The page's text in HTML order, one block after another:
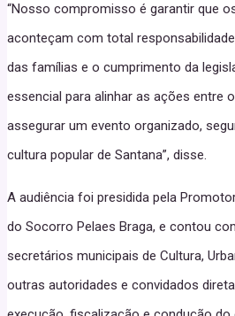
“Nosso compromisso é garantir que
aconteçam com total
das famílias e o cumprimento da
essencial para alinhar as ações entre
assegurar um evento organizado,
cultura popular de Santana”, disse.
A audiência foi presidida pela
do Socorro Pelaes Braga, e contou
secretários municipais de Cultura,
outras autoridades e convidados